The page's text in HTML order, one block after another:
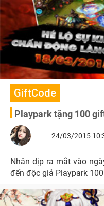
GiftCode
Playpark tặng 100
24/03/2015
Nhân dịp ra mắt vào
đến độc giả Playpark